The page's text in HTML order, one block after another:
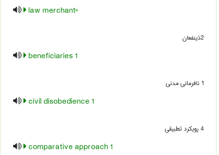
"law merchant
2ذینفعان
1 beneficiaries
1 نافرمانی مدنی
1 civil disobedience
4 رویکرد تطبیقی
1 comparative approach